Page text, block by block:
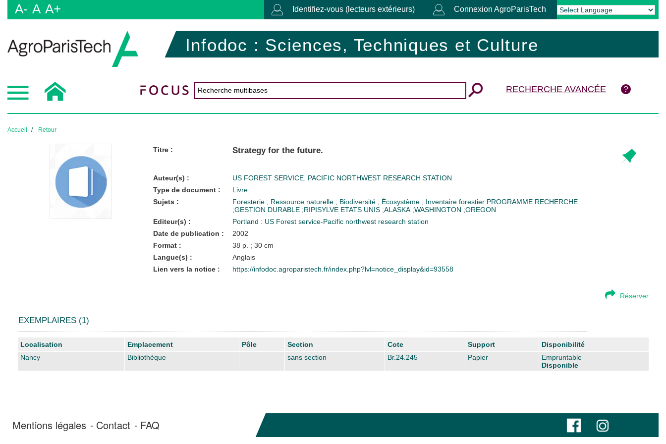
A- A A+ Identifiez-vous (lecteurs extérieurs) Connexion AgroParisTech
Powered by Translate
Infodoc : Sciences, Techniques et Culture
RECHERCHE AVANCÉE
Accueil Retour
Titre : Strategy for the future.
Auteur(s) :
US FOREST SERVICE. PACIFIC NORTHWEST RESEARCH STATION
Type de document :
Livre
Sujets :
Foresterie ; Ressource naturelle ; Biodiversité ; Écosystème ; Inventaire forestier PROGRAMME RECHERCHE
;GESTION DURABLE ;RIPISYLVE ETATS UNIS ;ALASKA ;WASHINGTON ;OREGON
Editeur(s) :
Portland : US Forest service-Pacific northwest research station
Date de publication :
2002
Format :
38 p. ; 30 cm
Langue(s) :
Anglais
Lien vers la notice :
https://infodoc.agroparistech.fr/index.php?lvl=notice_display&id=93558
Réserver
EXEMPLAIRES (1)
Liste des exemplaires
Localisation Emplacement Pôle Section Cote Support
Disponibilité
Nancy
Bibliothèque sans section Br.24.245 Papier
Empruntable
Disponible
Mentions légales Contact FAQ